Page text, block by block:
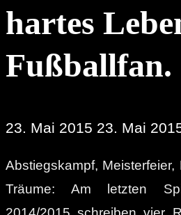
hartes
Fußballfan.
23. Mai 2015 23. Mai
Abstiegskampf, Meisterfeier,
Träume: Am letzten